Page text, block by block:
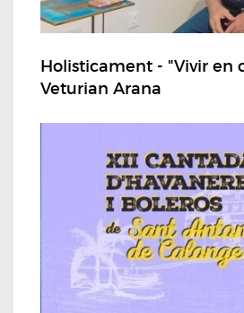
Holisticament - "Vivir en
Veturian Arana